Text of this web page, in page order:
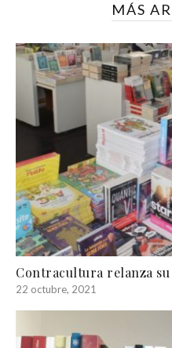
MÁS
Contracultura relanza
22 octubre, 2021